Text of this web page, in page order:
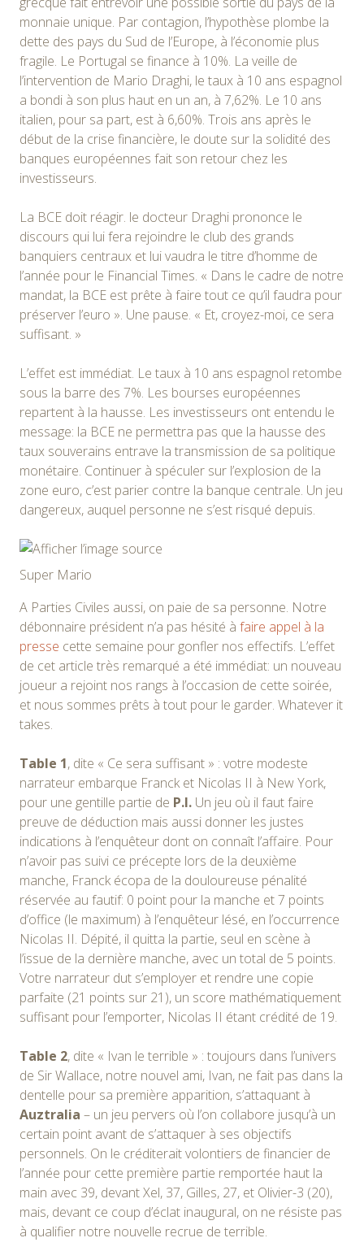
monnaie unique. Par contagion, l’hypothèse plombe la
dette des pays du Sud de l’Europe, à l’économie plus
fragile. Le Portugal se finance à 10%. La veille de
l’intervention de Mario Draghi, le taux à 10 ans espagnol
a bondi à son plus haut en un an, à 7,62%. Le 10 ans
italien, pour sa part, est à 6,60%. Trois ans après le
début de la crise financière, le doute sur la solidité des
banques européennes fait son retour chez les
investisseurs.
La BCE doit réagir. le docteur Draghi prononce le
discours qui lui fera rejoindre le club des grands
banquiers centraux et lui vaudra le titre d’homme de
l’année pour le Financial Times. « Dans le cadre de notre
mandat, la BCE est prête à faire tout ce qu’il faudra pour
préserver l’euro ». Une pause. « Et, croyez-moi, ce sera
suffisant. »
L’effet est immédiat. Le taux à 10 ans espagnol retombe
sous la barre des 7%. Les bourses européennes
repartent à la hausse. Les investisseurs ont entendu le
message: la BCE ne permettra pas que la hausse des
taux souverains entrave la transmission de sa politique
monétaire. Continuer à spéculer sur l’explosion de la
zone euro, c’est parier contre la banque centrale. Un jeu
dangereux, auquel personne ne s’est risqué depuis.
Super Mario
A Parties Civiles aussi, on paie de sa personne. Notre
débonnaire président n’a pas hésité à faire appel à la
presse cette semaine pour gonfler nos effectifs. L’effet
de cet article très remarqué a été immédiat: un nouveau
joueur a rejoint nos rangs à l’occasion de cette soirée,
et nous sommes prêts à tout pour le garder. Whatever it
takes.
Table 1, dite « Ce sera suffisant » : votre modeste
narrateur embarque Franck et Nicolas II à New York,
pour une gentille partie de P.I. Un jeu où il faut faire
preuve de déduction mais aussi donner les justes
indications à l’enquêteur dont on connaît l’affaire. Pour
n’avoir pas suivi ce précepte lors de la deuxième
manche, Franck écopa de la douloureuse pénalité
réservée au fautif: 0 point pour la manche et 7 points
d’office (le maximum) à l’enquêteur lésé, en l’occurrence
Nicolas II. Dépité, il quitta la partie, seul en scène à
l’issue de la dernière manche, avec un total de 5 points.
Votre narrateur dut s’employer et rendre une copie
parfaite (21 points sur 21), un score mathématiquement
suffisant pour l’emporter, Nicolas II étant crédité de 19.
Table 2, dite « Ivan le terrible » : toujours dans l’univers
de Sir Wallace, notre nouvel ami, Ivan, ne fait pas dans la
dentelle pour sa première apparition, s’attaquant à
Auztralia – un jeu pervers où l’on collabore jusqu’à un
certain point avant de s’attaquer à ses objectifs
personnels. On le créditerait volontiers de financier de
l’année pour cette première partie remportée haut la
main avec 39, devant Xel, 37, Gilles, 27, et Olivier-3 (20),
mais, devant ce coup d’éclat inaugural, on ne résiste pas
à qualifier notre nouvelle recrue de terrible.